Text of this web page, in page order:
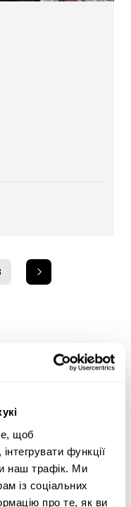
щоб
функції
наш трафік. Ми
із соціальних
про те, як ви
— оптимальні
господарство
важкої техніки
лісозаготівельне
або